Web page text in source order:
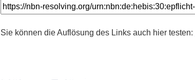
Sie können die Auflösung des Links auch hier testen: